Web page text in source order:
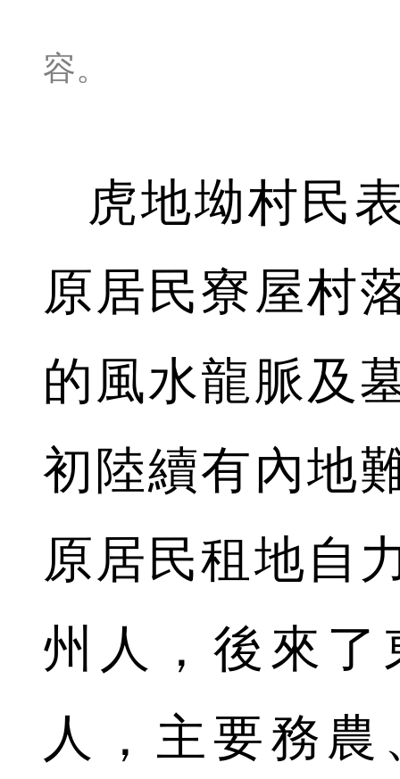
容。
虎地坳村民
原居民寮屋村
的風水龍脈及
初陸續有內地
原居民租地自
州人，後來
人，主要務